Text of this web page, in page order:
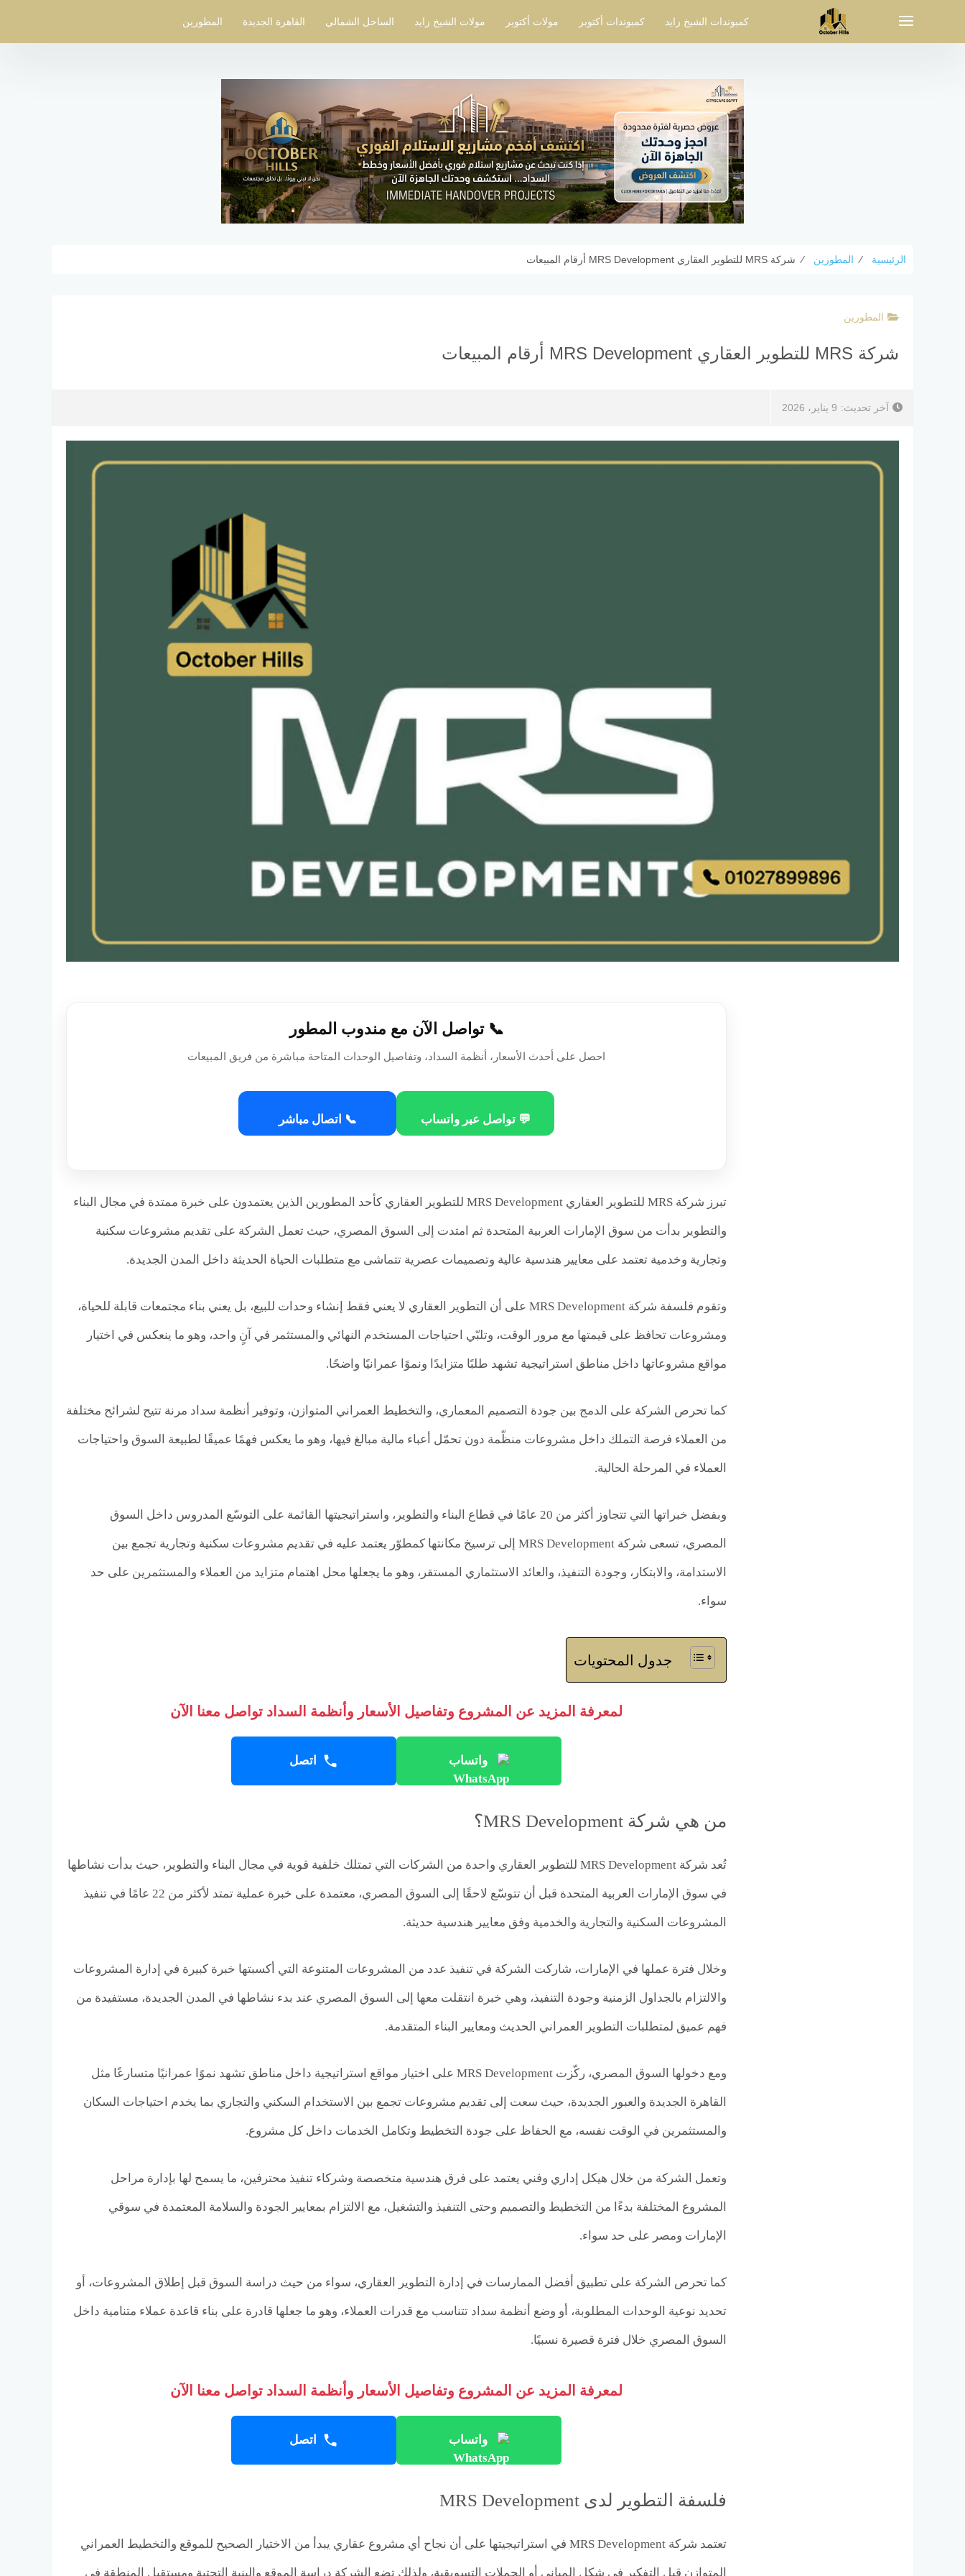
كمبوندات الشيخ زايد كمبوندات أكتوبر مولات أكتوبر مولات الشيخ زايد الساحل الشمالي القاهرة الجديدة المطورين
الرئيسية ⁄ المطورين ⁄ شركة MRS للتطوير العقاري MRS Development أرقام المبيعات
المطورين
شركة MRS للتطوير العقاري MRS Development أرقام المبيعات
آخر تحديث: 9 يناير، 2026
📞 تواصل الآن مع مندوب المطور
احصل على أحدث الأسعار، أنظمة السداد، وتفاصيل الوحدات المتاحة مباشرة من فريق المبيعات
💬 تواصل عبر واتساب 📞 اتصال مباشر
تبرز شركة MRS للتطوير العقاري MRS Development للتطوير العقاري كأحد المطورين الذين يعتمدون على خبرة ممتدة في مجال البناء
والتطوير بدأت من سوق الإمارات العربية المتحدة ثم امتدت إلى السوق المصري، حيث تعمل الشركة على تقديم مشروعات سكنية
وتجارية وخدمية تعتمد على معايير هندسية عالية وتصميمات عصرية تتماشى مع متطلبات الحياة الحديثة داخل المدن الجديدة.
وتقوم فلسفة شركة MRS Development على أن التطوير العقاري لا يعني فقط إنشاء وحدات للبيع، بل يعني بناء مجتمعات قابلة للحياة،
ومشروعات تحافظ على قيمتها مع مرور الوقت، وتلبّي احتياجات المستخدم النهائي والمستثمر في آنٍ واحد، وهو ما ينعكس في اختيار
مواقع مشروعاتها داخل مناطق استراتيجية تشهد طلبًا متزايدًا ونموًا عمرانيًا واضحًا.
كما تحرص الشركة على الدمج بين جودة التصميم المعماري، والتخطيط العمراني المتوازن، وتوفير أنظمة سداد مرنة تتيح لشرائح مختلفة
من العملاء فرصة التملك داخل مشروعات منظّمة دون تحمّل أعباء مالية مبالغ فيها، وهو ما يعكس فهمًا عميقًا لطبيعة السوق واحتياجات
العملاء في المرحلة الحالية.
وبفضل خبراتها التي تتجاوز أكثر من 20 عامًا في قطاع البناء والتطوير، واستراتيجيتها القائمة على التوسّع المدروس داخل السوق
المصري، تسعى شركة MRS Development إلى ترسيخ مكانتها كمطوّر يعتمد عليه في تقديم مشروعات سكنية وتجارية تجمع بين
الاستدامة، والابتكار، وجودة التنفيذ، والعائد الاستثماري المستقر، وهو ما يجعلها محل اهتمام متزايد من العملاء والمستثمرين على حد
سواء.
جدول المحتويات
لمعرفة المزيد عن المشروع وتفاصيل الأسعار وأنظمة السداد تواصل معنا الآن
واتساب اتصل
من هي شركة MRS Development؟
تُعد شركة MRS Development للتطوير العقاري واحدة من الشركات التي تمتلك خلفية قوية في مجال البناء والتطوير، حيث بدأت نشاطها
في سوق الإمارات العربية المتحدة قبل أن تتوسّع لاحقًا إلى السوق المصري، معتمدة على خبرة عملية تمتد لأكثر من 22 عامًا في تنفيذ
المشروعات السكنية والتجارية والخدمية وفق معايير هندسية حديثة.
وخلال فترة عملها في الإمارات، شاركت الشركة في تنفيذ عدد من المشروعات المتنوعة التي أكسبتها خبرة كبيرة في إدارة المشروعات
والالتزام بالجداول الزمنية وجودة التنفيذ، وهي خبرة انتقلت معها إلى السوق المصري عند بدء نشاطها في المدن الجديدة، مستفيدة من
فهم عميق لمتطلبات التطوير العمراني الحديث ومعايير البناء المتقدمة.
ومع دخولها السوق المصري، ركّزت MRS Development على اختيار مواقع استراتيجية داخل مناطق تشهد نموًا عمرانيًا متسارعًا مثل
القاهرة الجديدة والعبور الجديدة، حيث سعت إلى تقديم مشروعات تجمع بين الاستخدام السكني والتجاري بما يخدم احتياجات السكان
والمستثمرين في الوقت نفسه، مع الحفاظ على جودة التخطيط وتكامل الخدمات داخل كل مشروع.
وتعمل الشركة من خلال هيكل إداري وفني يعتمد على فرق هندسية متخصصة وشركاء تنفيذ محترفين، ما يسمح لها بإدارة مراحل
المشروع المختلفة بدءًا من التخطيط والتصميم وحتى التنفيذ والتشغيل، مع الالتزام بمعايير الجودة والسلامة المعتمدة في سوقي
الإمارات ومصر على حد سواء.
كما تحرص الشركة على تطبيق أفضل الممارسات في إدارة التطوير العقاري، سواء من حيث دراسة السوق قبل إطلاق المشروعات، أو
تحديد نوعية الوحدات المطلوبة، أو وضع أنظمة سداد تتناسب مع قدرات العملاء، وهو ما جعلها قادرة على بناء قاعدة عملاء متنامية داخل
السوق المصري خلال فترة قصيرة نسبيًا.
لمعرفة المزيد عن المشروع وتفاصيل الأسعار وأنظمة السداد تواصل معنا الآن
واتساب اتصل
فلسفة التطوير لدى MRS Development
تعتمد شركة MRS Development في استراتيجيتها على أن نجاح أي مشروع عقاري يبدأ من الاختيار الصحيح للموقع والتخطيط العمراني
المتوازن قبل التفكير في شكل المباني أو الحملات التسويقية، ولذلك تضع الشركة دراسة الموقع والبنية التحتية ومستقبل المنطقة في